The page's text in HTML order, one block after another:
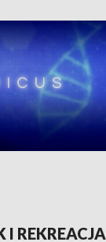
I REKREACJA